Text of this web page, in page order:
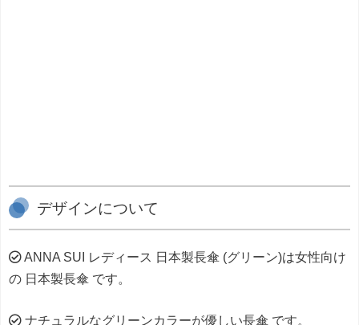
デザインについて
ANNA SUI レディース 日本製長傘 (グリーン)は女性向け
の 日本製長傘 です。
ナチュラルなグリーンカラーが優しい長傘 です。